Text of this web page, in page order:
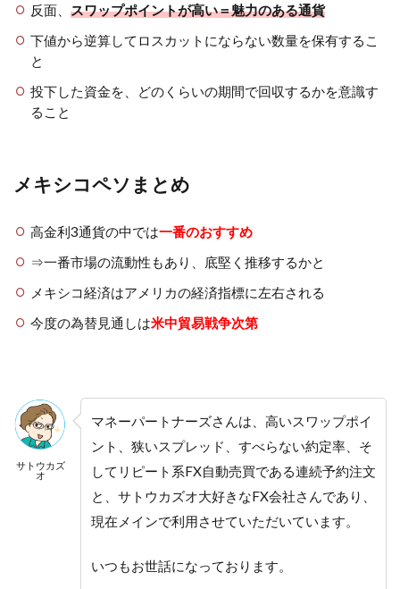
反面、 スワップポイントが高い＝魅力のある通貨
下値から逆算してロスカットにならない数量を保有するこ
と
投下した資金を、どのくらいの期間で回収するかを意識す
ること
メキシコペソまとめ
高金利3通貨の中では一番のおすすめ
⇒一番市場の流動性もあり、底堅く推移するかと
メキシコ経済はアメリカの経済指標に左右される
今度の為替見通しは米中貿易戦争次第
サトウカズ
オ
マネーパートナーズさんは、高いスワップポイ
ント、狭いスプレッド、すべらない約定率、そ
してリピート系FX自動売買である連続予約注文
と、サトウカズオ大好きなFX会社さんであり、
現在メインで利用させていただいています。
いつもお世話になっております。